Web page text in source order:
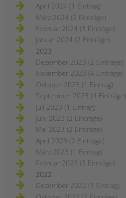
April 2024 (1 Eintrag)
März 2024 (2 Einträge)
Februar 2024 (3 Einträge)
Januar 2024 (2 Einträge)
2023
Dezember 2023 (2 Einträge)
November 2023 (4 Einträge)
Oktober 2023 (1 Eintrag)
September 2023 (4 Einträge)
Juli 2023 (1 Eintrag)
Juni 2023 (2 Einträge)
Mai 2023 (2 Einträge)
April 2023 (2 Einträge)
März 2023 (1 Eintrag)
Februar 2023 (3 Einträge)
2022
Dezember 2022 (1 Eintrag)